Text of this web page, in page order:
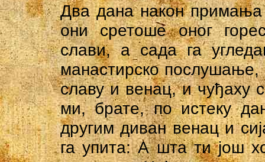
Два дана након примања
они сретоше оног
слави, а сада га
манастирско
славу и венац, и чуђаху
ми, брате, по истеку
другим диван венац и
га упита: А шта ти још